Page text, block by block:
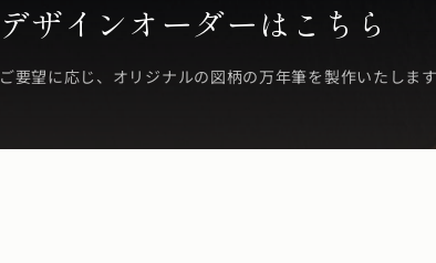
デザインオーダーはこちら
ご要望に応じ、オリジナルの図柄の万年筆を製作いたしま